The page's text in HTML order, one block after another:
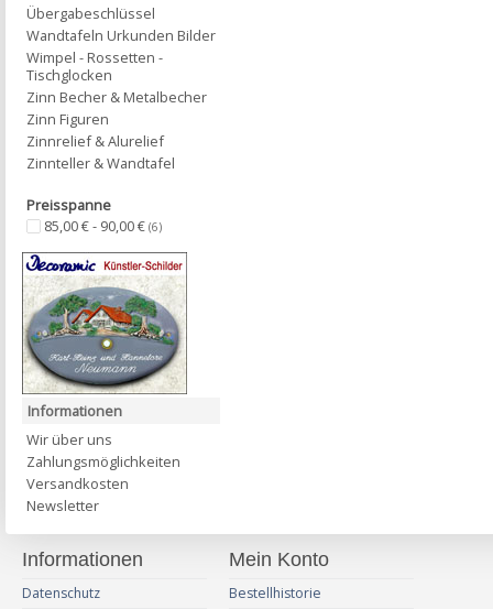
Übergabeschlüssel
Wandtafeln Urkunden Bilder
Wimpel - Rossetten -
Tischglocken
Zinn Becher & Metalbecher
Zinn Figuren
Zinnrelief & Alurelief
Zinnteller & Wandtafel
Preisspanne
85,00 € - 90,00 € (6)
Informationen
Wir über uns
Zahlungsmöglichkeiten
Versandkosten
Newsletter
Informationen
Datenschutz
Mein Konto
Bestellhistorie